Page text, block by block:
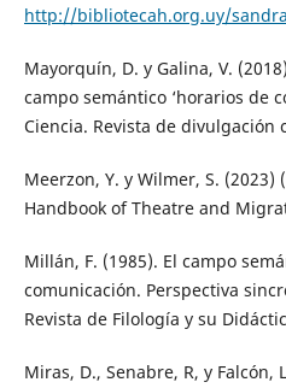
http://bibliotecah.org.uy/
Mayorquín, D. y Galina, V.
campo semántico ‘horarios de
Ciencia. Revista de divulgación
Meerzon, Y. y Wilmer, S. (2023)
Handbook of Theatre and
Millán, F. (1985). El campo
comunicación. Perspectiva
Revista de Filología y su
Miras, D., Senabre, R, y Falcón,